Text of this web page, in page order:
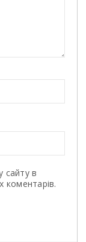
сайту в
коментарів.